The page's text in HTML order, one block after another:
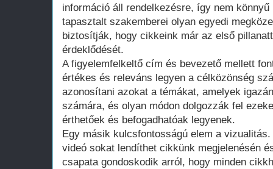
információ áll rendelkezésre, így nem
tapasztalt szakemberei olyan egyedi
biztosítják, hogy cikkeink már az első
érdeklődését.
A figyelemfelkeltő cím és bevezető mellett
értékes és releváns legyen a célközönség
azonosítani azokat a témákat, amelyek
számára, és olyan módon dolgozzák fel
érthetőek és befogadhatóak legyenek.
Egy másik kulcsfontosságú elem a
videó sokat lendíthet cikkünk megjelenésén
csapata gondoskodik arról, hogy minden